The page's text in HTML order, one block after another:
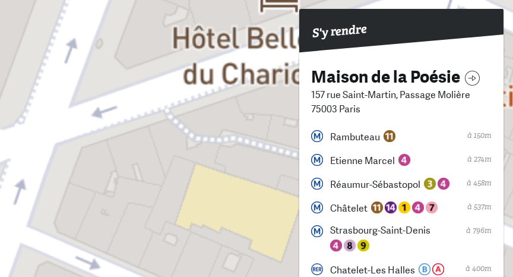
S'y rendre
Maison de la Poésie
157 rue Saint-Martin, Passage Molière
75003 Paris
Rambuteau à 150m
Etienne Marcel à 274m
Réaumur-Sébastopol à 458m
Châtelet à 537m
Strasbourg-Saint-Denis à 796m
Chatelet-Les Halles à 400m